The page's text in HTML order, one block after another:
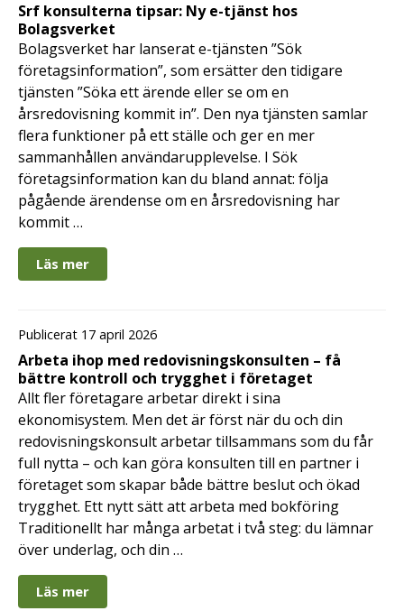
Srf konsulterna tipsar: Ny e-tjänst hos
Bolagsverket
Bolagsverket har lanserat e-tjänsten ”Sök
företagsinformation”, som ersätter den tidigare
tjänsten ”Söka ett ärende eller se om en
årsredovisning kommit in”. Den nya tjänsten samlar
flera funktioner på ett ställe och ger en mer
sammanhållen användarupplevelse. I Sök
företagsinformation kan du bland annat: följa
pågående ärendense om en årsredovisning har
kommit …
Läs mer
Publicerat 17 april 2026
Arbeta ihop med redovisningskonsulten – få
bättre kontroll och trygghet i företaget
Allt fler företagare arbetar direkt i sina
ekonomisystem. Men det är först när du och din
redovisningskonsult arbetar tillsammans som du får
full nytta – och kan göra konsulten till en partner i
företaget som skapar både bättre beslut och ökad
trygghet. Ett nytt sätt att arbeta med bokföring
Traditionellt har många arbetat i två steg: du lämnar
över underlag, och din …
Läs mer